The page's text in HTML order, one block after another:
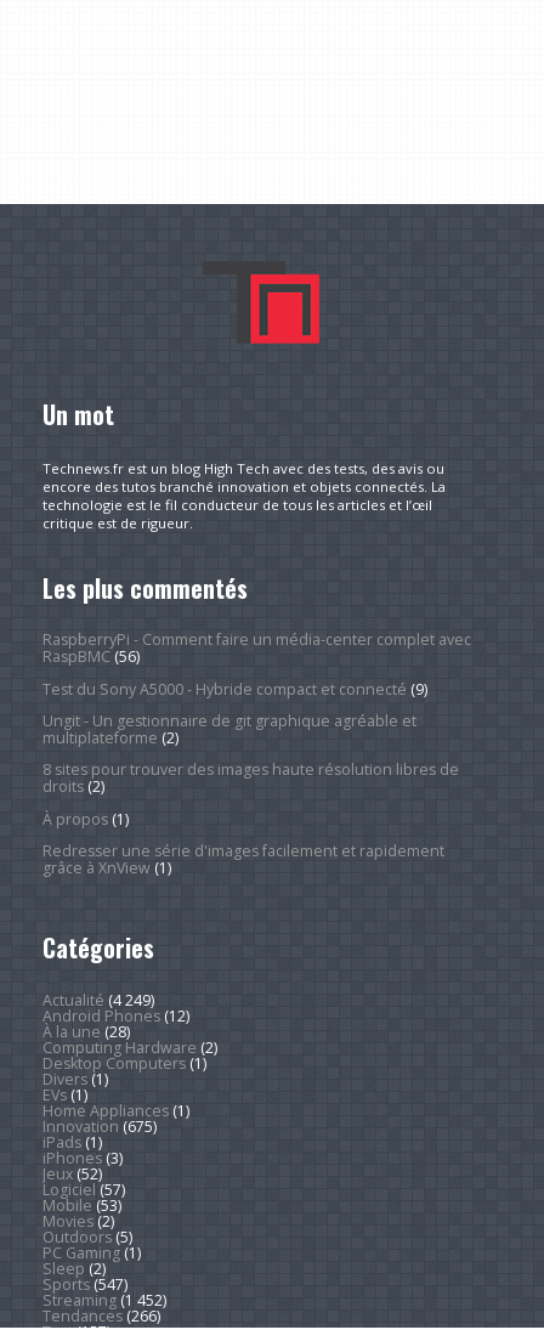
Un mot
Technews.fr est un blog High Tech avec des tests, des avis ou
encore des tutos branché innovation et objets connectés. La
technologie est le fil conducteur de tous les articles et l’œil
critique est de rigueur.
Les plus commentés
RaspberryPi - Comment faire un média-center complet avec
RaspBMC(56)
Test du Sony A5000 - Hybride compact et connecté (9)
Ungit - Un gestionnaire de git graphique agréable et
multiplateforme (2)
8 sites pour trouver des images haute résolution libres de
droits(2)
À propos(1)
Redresser une série d'images facilement et rapidement
grâce à XnView(1)
Catégories
Actualité (4 249)
Android Phones(12)
À la une (28)
Computing Hardware (2)
Desktop Computers(1)
Divers(1)
EVs(1)
Home Appliances(1)
Innovation (675)
iPads(1)
iPhones(3)
Jeux(52)
Logiciel (57)
Mobile (53)
Movies(2)
Outdoors(5)
PC Gaming(1)
Sleep (2)
Sports(547)
Streaming(1 452)
Tendances(266)
Test(157)